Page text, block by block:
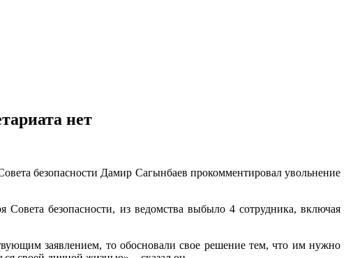
нет
безопасности Дамир Сагынбаев прокомментировал увольнение
безопасности, из ведомства выбыло 4 сотрудника, включая
заявлением, то обосновали свое решение тем, что им нужно